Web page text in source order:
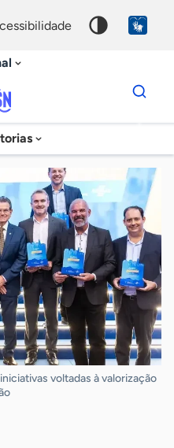
acessibilidade
Dados
para
chave
voltadas à valorização